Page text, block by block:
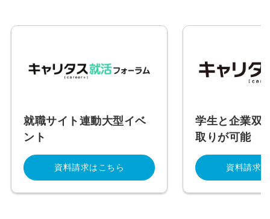
就職サイト連動大型イベ
ント
資料請求はこちら
学生と企業双
取りが可能
資料請求